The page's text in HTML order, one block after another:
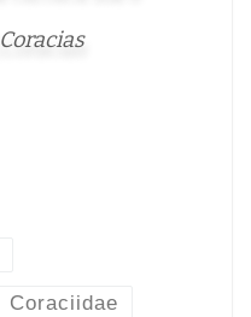
Coracias
Coraciidae